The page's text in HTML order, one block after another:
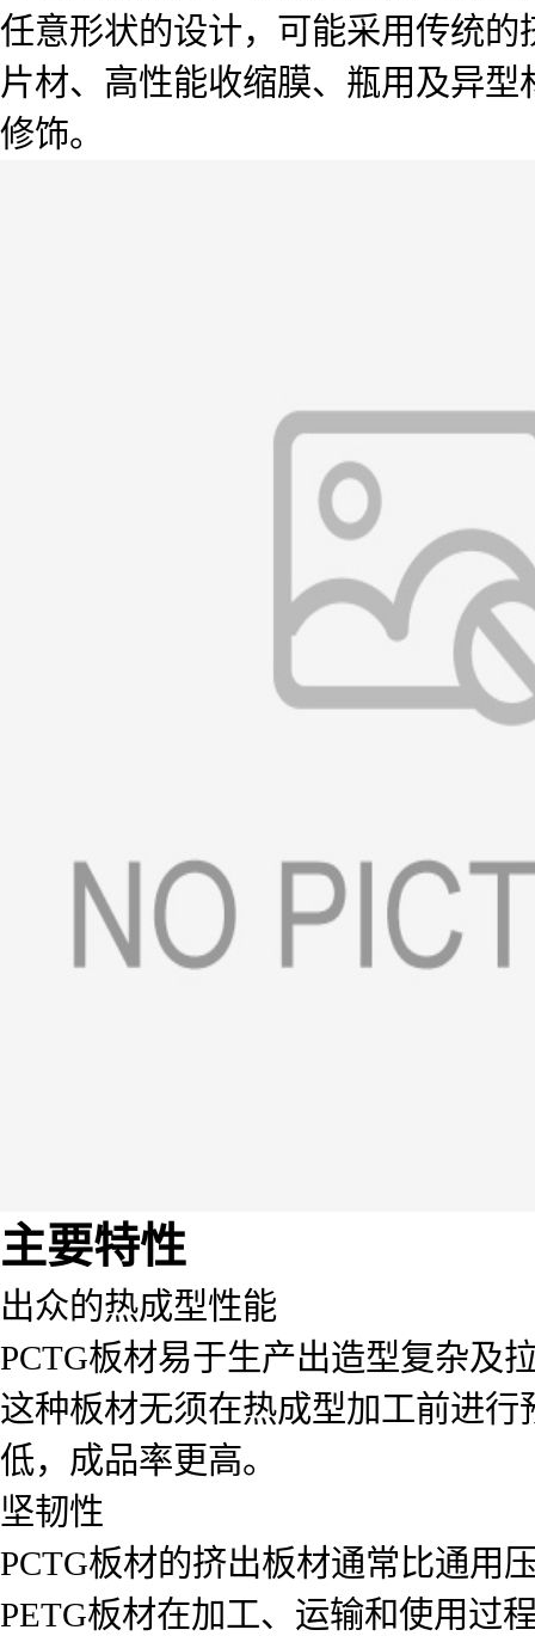
任意形状的设计，可能采用传统
片材、高性能收缩膜、瓶用及异
修饰。
主要特性
出众的热成型性能
PCTG板材易于生产出造型复杂及
这种板材无须在热成型加工前进
低，成品率更高。
坚韧性
PCTG板材的挤出板材通常比通用
PETG板材在加工、运输和使用过